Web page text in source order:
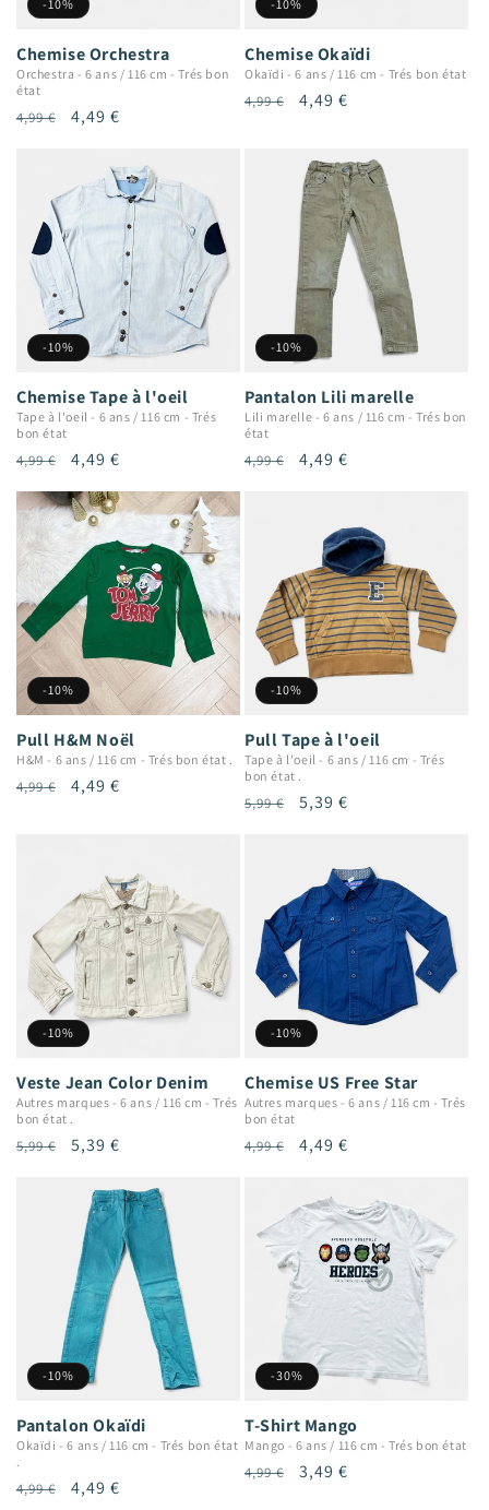
-10%
Chemise Orchestra
Orchestra -6 ans / 116 cm -Trés bon
état
Prix
4,99 €
Prix
4,49 €
-10%
Chemise Okaïdi
Okaïdi -6 ans / 116 cm - Trés bon état
Prix
4,99 €
Prix
4,49 €
-10%
Chemise Tape à l'oeil
Tape à l'oeil - 6 ans / 116 cm - Trés
bon état
Prix
4,99 €
Prix
4,49 €
-10%
Pantalon Lili marelle
Lili marelle -6 ans / 116 cm -Trés bon
état
Prix
4,99 €
Prix
4,49 €
-10%
Pull H&M Noël
H&M - 6 ans / 116 cm - Trés bon état .
Prix
4,99 €
Prix
4,49 €
-10%
Pull Tape à l'oeil
Tape à l'oeil - 6 ans / 116 cm - Trés
bon état .
Prix
5,99 €
Prix
5,39 €
-10%
Veste Jean Color Denim
Autres marques -6 ans / 116 cm -Trés
bon état .
Prix
5,99 €
Prix
5,39 €
-10%
Chemise US Free Star
Autres marques -6 ans / 116 cm -Trés
bon état
Prix
4,99 €
Prix
4,49 €
-10%
Pantalon Okaïdi
Okaïdi -6 ans / 116 cm - Trés bon état
Prix
4,99 €
Prix
4,49 €
-30%
T-Shirt Mango
Mango - 6 ans / 116 cm -Trés bon état
Prix
4,99 €
Prix
3,49 €